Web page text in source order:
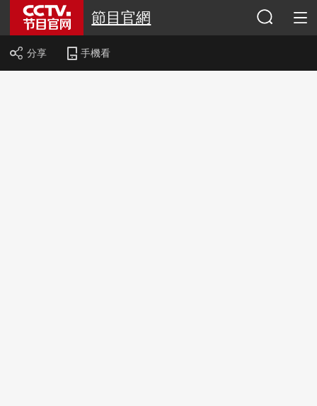
節目官網
分享 手機看